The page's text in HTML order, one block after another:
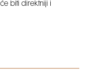
biti direktniji i